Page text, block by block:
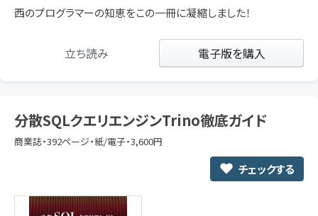
西のプログラマーの知恵をこの一冊に凝縮しました！
立ち読み 電子版を購入
分散SQLクエリエンジンTrino徹底ガイド
商業誌・392ページ・紙/電子・3,600円
チェックする